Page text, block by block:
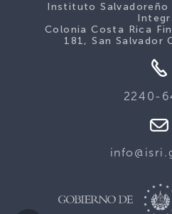
Instituto Salvadoreño
Colonia Costa Rica
181, San Salvador
2240-